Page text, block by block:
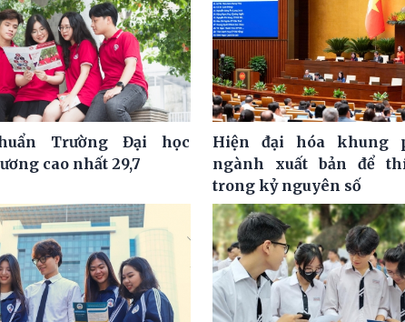
Trường Đại học
cao nhất 29,7
Hiện đại hóa khung
ngành xuất bản để
trong kỷ nguyên số